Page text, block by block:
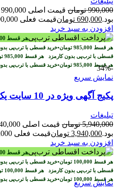
990,000 تومان
بود.690,000 تومانقیمت فعلی 690,000 تومان است.
افزودن به سبد خرید
هر قسط
هر قسط 985,000 تومان•خرید قسطی با ترب‌پی
قسطی با ترب‌پی بدون کارمزد هر قسط 985,000
هر قسط 985,000 تومان•خرید قسطی با ترب‌پی
-34%
نمایش سریع
پکیج آگهی ویژه در 10 سایت یک 6 ماهه
تبلیغات
5,940,000 تومان
بود.3,940,000 تومانقیمت فعلی 3,940,000 تومان است.
افزودن به سبد خرید
هر قسط
هر قسط 100,000 تومان•خرید قسطی با ترب‌پی
قسطی با ترب‌پی بدون کارمزد هر قسط 100,000
هر قسط 100,000 تومان•خرید قسطی با ترب‌پی نمایش سریع